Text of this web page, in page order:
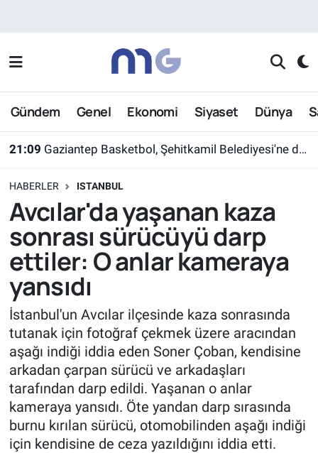
Gündem Genel Ekonomi Siyaset Dünya
21:09 Gaziantep Basketbol, Şehitkamil Belediyesi'ne devredildi
HABERLER ISTANBUL
Avcılar'da yaşanan kaza
sonrası sürücüyü darp
ettiler: O anlar kameraya
yansıdı
İstanbul'un Avcılar ilçesinde kaza sonrasında
tutanak için fotoğraf çekmek üzere aracından
aşağı indiği iddia eden Soner Çoban, kendisine
arkadan çarpan sürücü ve arkadaşları
tarafından darp edildi. Yaşanan o anlar
kameraya yansıdı. Öte yandan darp sırasında
burnu kırılan sürücü, otomobilinden aşağı indiği
için kendisine de ceza yazıldığını iddia etti.
Nöbetçi Eczaneler
Hava Durumu
Süper Lig Puan Durumu ve Fikstür
Tüm Manşetler
Son Dakika Haberleri
Haber Arşivi